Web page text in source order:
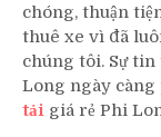
chóng, thuận
thuê xe vì đã
chúng tôi. Sự tin
Long ngày càng
tải giá rẻ Phi